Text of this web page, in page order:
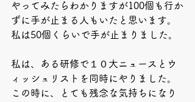
やってみたらわかりますが100個も行か
ずに手が止まる人もいたと思います。
私は50個くらいで手が止まりました。
私は、ある研修で１０大ニュースとウ
ィッシュリストを同時にやりました。
この時に、とても残念な気持ちになり